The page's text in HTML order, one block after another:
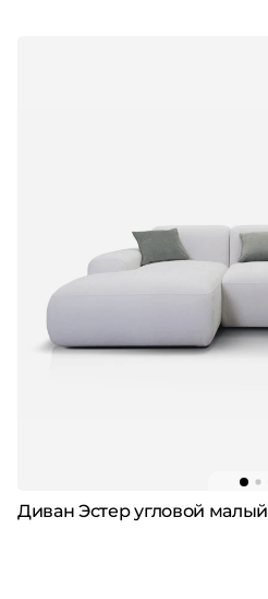
Диван Эстер угловой малый